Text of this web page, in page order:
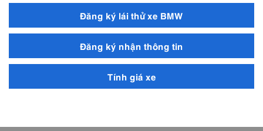
Đăng ký lái thử xe BMW
Đăng ký nhận thông tin
Tính giá xe